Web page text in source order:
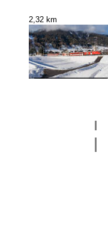
2,32 km